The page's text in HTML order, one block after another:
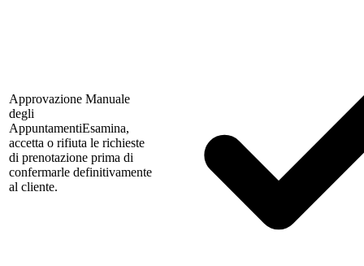
Approvazione Manuale
degli
AppuntamentiEsamina,
accetta o rifiuta le richieste
di prenotazione prima di
confermarle definitivamente
al cliente.